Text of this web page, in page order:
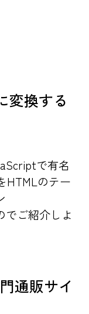
変換する
で有名
HTMLのテー
でご紹介しよ
通販サイ